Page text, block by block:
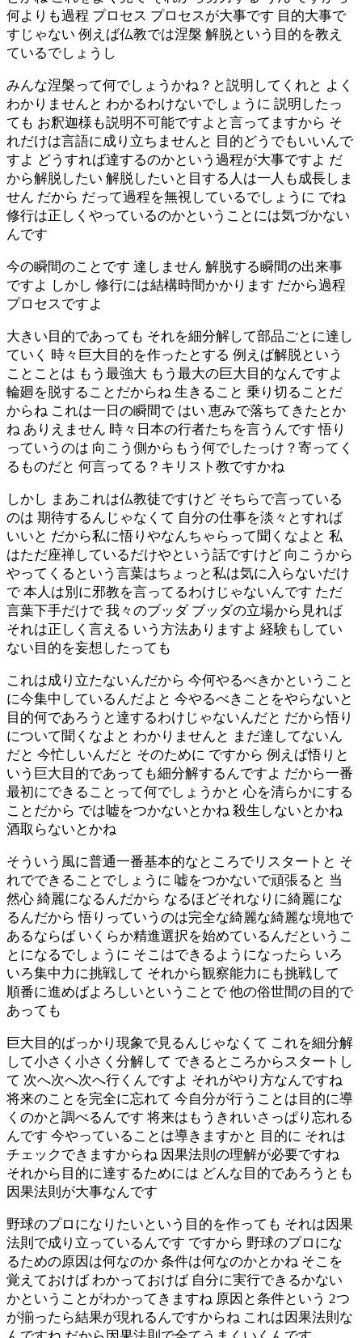
何よりも過程 プロセス プロセスが大事です 目的大事で
すじゃない 例えば仏教では涅槃 解脱という目的を教え
ているでしょうし
みんな涅槃って何でしょうかね？と説明してくれと よく
わかりませんと わかるわけないでしょうに 説明したっ
ても お釈迦様も説明不可能ですよと言ってますから そ
れだけは言語に成り立ちませんと 目的どうでもいいんで
すよ どうすれば達するのかという過程が大事ですよ だ
から解脱したい 解脱したいと目する人は一人も成長しま
せん だから だって過程を無視しているでしょうに でね
修行は正しくやっているのかということには気づかない
んです
今の瞬間のことです 達しません 解脱する瞬間の出来事
ですよ しかし 修行には結構時間かかります だから過程
プロセスですよ
大きい目的であっても それを細分解して部品ごとに達し
ていく 時々巨大目的を作ったとする 例えば解脱という
ことことは もう最強大 もう最大の巨大目的なんですよ
輪廻を脱することだからね 生きること 乗り切ることだ
からね これは一日の瞬間で はい 恵みで落ちてきたとか
ね ありえません 時々日本の行者たちを言うんです 悟り
っていうのは 向こう側からもう何でしたっけ？寄ってく
るものだと 何言ってる？キリスト教ですかね
しかし まあこれは仏教徒ですけど そちらで言っている
のは 期待するんじゃなくて 自分の仕事を淡々とすれば
いいと だから私に悟りやなんちゃらって聞くなよと 私
はただ座禅しているだけやという話ですけど 向こうから
やってくるという言葉はちょっと私は気に入らないだけ
で 本人は別に邪教を言ってるわけじゃないんです ただ
言葉下手だけで 我々のブッダ ブッダの立場から見れば
それは正しく言える いう方法ありますよ 経験もしてい
ない目的を妄想したっても
これは成り立たないんだから 今何やるべきかということ
に今集中しているんだよと 今やるべきことをやらないと
目的何であろうと達するわけじゃないんだと だから悟り
について聞くなよと わかりませんと まだ達してないん
だと 今忙しいんだと そのために ですから 例えば悟りと
いう巨大目的であっても細分解するんですよ だから一番
最初にできることって何でしょうかと 心を清らかにする
ことだから では嘘をつかないとかね 殺生しないとかね
酒取らないとかね
そういう風に普通一番基本的なところでリスタートと そ
れでできることでしょうに 嘘をつかないで頑張ると 当
然心 綺麗になるんだから なるほどそれなりに綺麗にな
るんだから 悟りっていうのは完全な綺麗な綺麗な境地で
あるならば いくらか精進選択を始めているんだというこ
とになるでしょうに そこはできるようになったら いろ
いろ集中力に挑戦して それから観察能力にも挑戦して
順番に進めばよろしいということで 他の俗世間の目的で
あっても
巨大目的ばっかり現象で見るんじゃなくて これを細分解
して小さく小さく分解して できるところからスタートし
て 次へ次へ次へ行くんですよ それがやり方なんですね
将来のことを完全に忘れて 今自分が行うことは目的に導
くのかと調べるんです 将来はもうきれいさっぱり忘れる
んです 今やっていることは導きますかと 目的に それは
チェックできますからね 因果法則の理解が必要ですね
それから目的に達するためには どんな目的であろうとも
因果法則が大事なんです
野球のプロになりたいという目的を作っても それは因果
法則で成り立っているんです ですから 野球のプロにな
るための原因は何なのか 条件は何なのかとかね そこを
覚えておけば わかっておけば 自分に実行できるかない
かということがわかってきますね 原因と条件という 2つ
が揃ったら結果が現れるんですからね これは因果法則な